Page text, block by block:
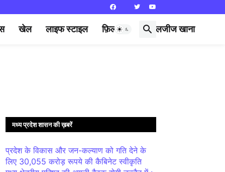
खेल लाइफ स्टाइल फ़िल्मी दुनिया लजीज खाना
मध्य प्रदेश शासन की ख़बरें
प्रदेश के विकास और जन-कल्याण को गति देने के
लिए 30,055 करोड़ रूपये की कैबिनेट स्वीकृति